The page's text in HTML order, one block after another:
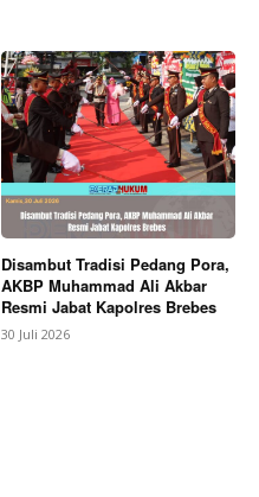
Disambut Tradisi Pedang Pora,
AKBP Muhammad Ali Akbar
Resmi Jabat Kapolres Brebes
30 Juli 2026